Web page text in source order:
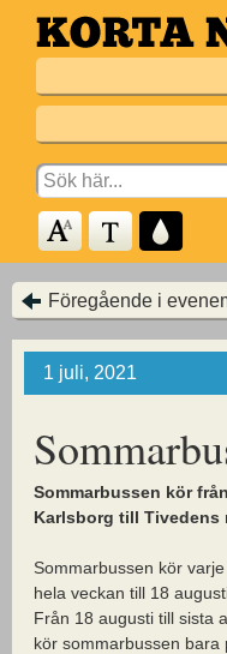
Hoppa
till
Search
for:
Föregående i
1 juli, 2021
Sommarbussen kör
Karlsborg till Tivedens
Sommarbussen kör
hela veckan till 18
Från 18 augusti till sista
kör sommarbussen bara